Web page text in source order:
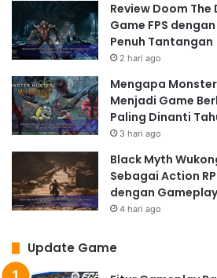
Review Doom The
Game FPS
Penuh Tantangan
2 hari ago
Mengapa
Menjadi Game
Paling Dinanti
3 hari ago
Black Myth
Sebagai Action
dengan
4 hari ago
Update Game